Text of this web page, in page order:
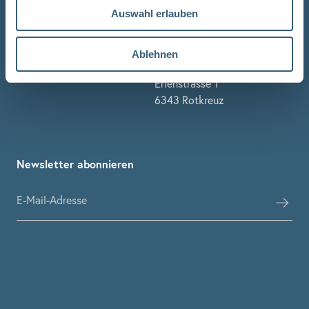
Auswahl erlauben
Ablehnen
Erlenstrasse 1
6343 Rotkreuz
Gestaltung & Beratung
Newsletter abonnieren